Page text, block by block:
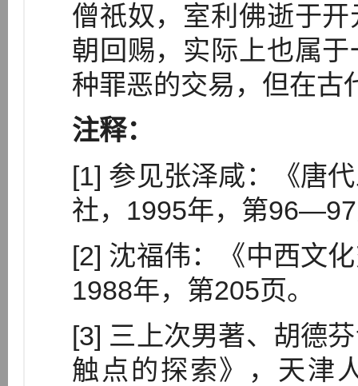
僧祇奴，室利佛逝于
朝回赐，实际上也属
种罪恶的交易，但在古
注释：
[1] 参见张泽咸：《唐
社，1995年，第
[2] 沈福伟：《中西文
1988年，第205页。
[3] 三上次男著、胡德
触点的探索》，天津